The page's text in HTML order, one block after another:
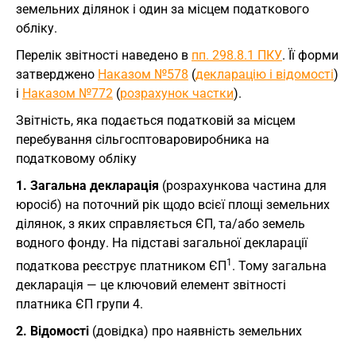
земельних ділянок і один за місцем податкового
обліку.
Перелік звітності наведено в пп. 298.8.1 ПКУ. Її форми
затверджено Наказом №578 (декларацію і відомості)
і Наказом №772 (розрахунок частки).
Звітність, яка подається податковій за місцем
перебування сільгосптоваровиробника на
податковому обліку
1. Загальна декларація (розрахункова частина для
юросіб) на поточний рік щодо всієї площі земельних
ділянок, з яких справляється ЄП, та/або земель
водного фонду. На підставі загальної декларації
податкова реєструє платником ЄП1 . Тому загальна
декларація — це ключовий елемент звітності
платника ЄП групи 4.
2. Відомості (довідка) про наявність земельних